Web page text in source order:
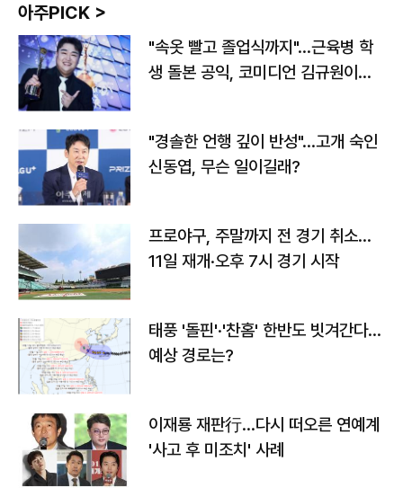
아주PICK >
"속옷 빨고 졸업식까지"…근육병 학
생 돌본 공익, 코미디언 김규원이었
"경솔한 언행 깊이 반성"…고개 숙인
신동엽, 무슨 일이길래?
프로야구, 주말까지 전 경기 취소…
11일 재개·오후 7시 경기 시작
태풍 '돌핀'·'찬홈' 한반도 빗겨간다…
예상 경로는?
이재룡 재판行…다시 떠오른 연예계
'사고 후 미조치' 사례